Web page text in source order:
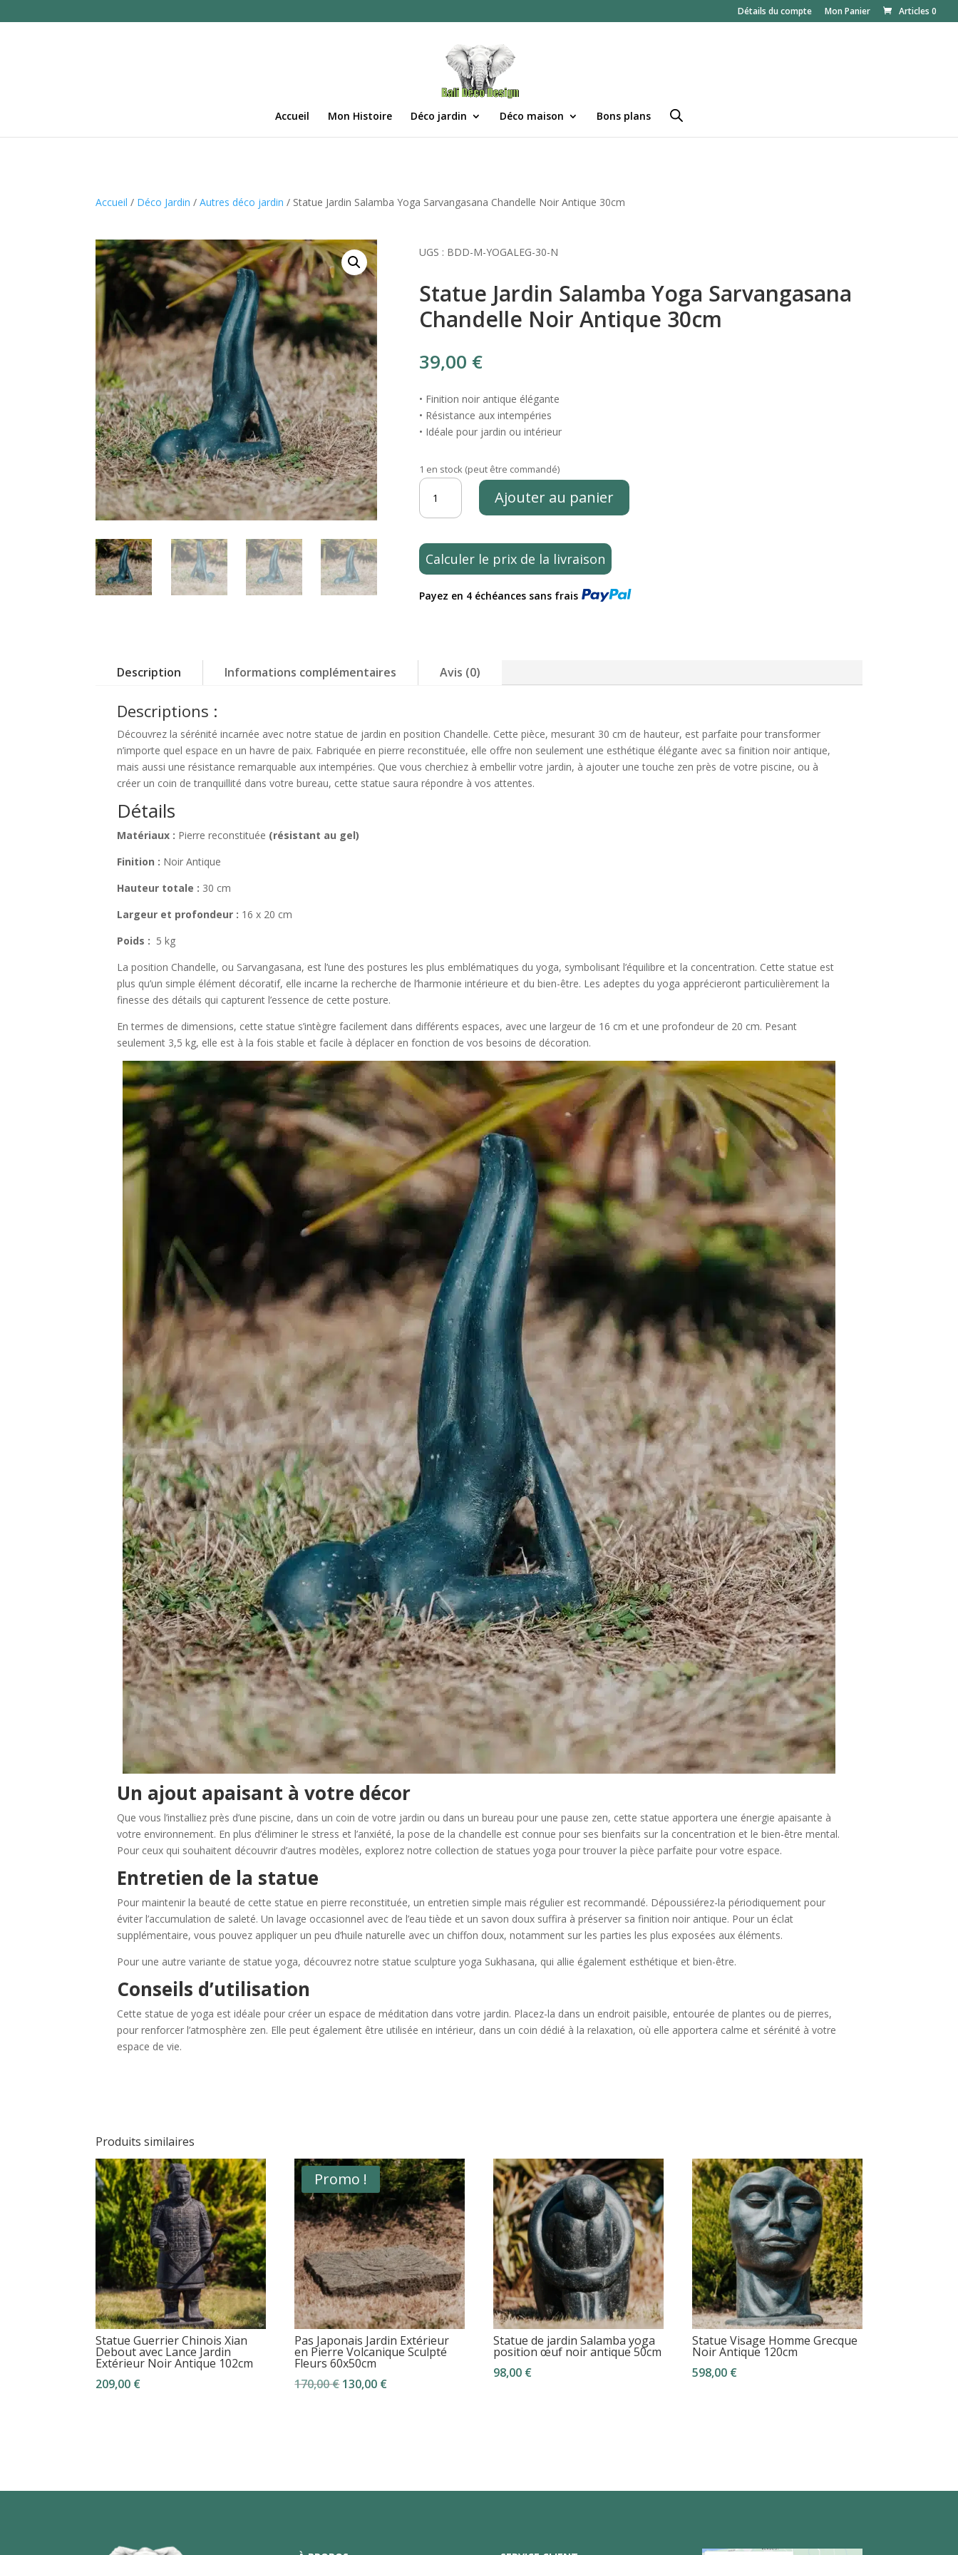
Détails du compte Mon Panier Articles 0
Accueil Mon Histoire Déco jardin Déco maison Bons plans
Accueil / Déco Jardin /Autres déco jardin / Statue Jardin Salamba Yoga Sarvangasana Chandelle Noir Antique 30cm
UGS : BDD-M-YOGALEG-30-N
Statue Jardin Salamba Yoga Sarvangasana
Chandelle Noir Antique 30cm
39,00 €
• Finition noir antique élégante
• Résistance aux intempéries
• Idéale pour jardin ou intérieur
1 en stock (peut être commandé)
quantité
Statue
Salamba
Yoga
Chandelle
Ajouter au panier
Calculer le prix de la livraison
Payez en 4 échéances sans frais
Description Informations complémentaires Avis (0)
Descriptions :
Découvrez la sérénité incarnée avec notre statue de jardin en position Chandelle. Cette pièce, mesurant 30 cm de hauteur, est parfaite pour transformer
n’importe quel espace en un havre de paix. Fabriquée en pierre reconstituée, elle offre non seulement une esthétique élégante avec sa finition noir antique,
mais aussi une résistance remarquable aux intempéries. Que vous cherchiez à embellir votre jardin, à ajouter une touche zen près de votre piscine, ou à
créer un coin de tranquillité dans votre bureau, cette statue saura répondre à vos attentes.
Détails
Matériaux : Pierre reconstituée (résistant au gel)
Finition : Noir Antique
Hauteur totale : 30 cm
Largeur et profondeur : 16 x 20 cm
Poids : 5 kg
La position Chandelle, ou Sarvangasana, est l’une des postures les plus emblématiques du yoga, symbolisant l’équilibre et la concentration. Cette statue est
plus qu’un simple élément décoratif, elle incarne la recherche de l’harmonie intérieure et du bien-être. Les adeptes du yoga apprécieront particulièrement la
finesse des détails qui capturent l’essence de cette posture.
En termes de dimensions, cette statue s’intègre facilement dans différents espaces, avec une largeur de 16 cm et une profondeur de 20 cm. Pesant
seulement 3,5 kg, elle est à la fois stable et facile à déplacer en fonction de vos besoins de décoration.
Un ajout apaisant à votre décor
Que vous l’installiez près d’une piscine, dans un coin de votre jardin ou dans un bureau pour une pause zen, cette statue apportera une énergie apaisante à
votre environnement. En plus d’éliminer le stress et l’anxiété, la pose de la chandelle est connue pour ses bienfaits sur la concentration et le bien-être mental.
Pour ceux qui souhaitent découvrir d’autres modèles, explorez notre collection de statues yoga pour trouver la pièce parfaite pour votre espace.
Entretien de la statue
Pour maintenir la beauté de cette statue en pierre reconstituée, un entretien simple mais régulier est recommandé. Dépoussiérez-la périodiquement pour
éviter l’accumulation de saleté. Un lavage occasionnel avec de l’eau tiède et un savon doux suffira à préserver sa finition noir antique. Pour un éclat
supplémentaire, vous pouvez appliquer un peu d’huile naturelle avec un chiffon doux, notamment sur les parties les plus exposées aux éléments.
Pour une autre variante de statue yoga, découvrez notre statue sculpture yoga Sukhasana, qui allie également esthétique et bien-être.
Conseils d’utilisation
Cette statue de yoga est idéale pour créer un espace de méditation dans votre jardin. Placez-la dans un endroit paisible, entourée de plantes ou de pierres,
pour renforcer l’atmosphère zen. Elle peut également être utilisée en intérieur, dans un coin dédié à la relaxation, où elle apportera calme et sérénité à votre
espace de vie.
Produits similaires
Statue Guerrier Chinois Xian
Debout avec Lance Jardin
Extérieur Noir Antique 102cm
209,00 €
Promo !
Pas Japonais Jardin Extérieur
en Pierre Volcanique Sculpté
Fleurs 60x50cm
170,00€ Le
130,00 €Le
Statue de jardin Salamba yoga
position œuf noir antique 50cm
98,00 €
Statue Visage Homme Grecque
Noir Antique 120cm
598,00 €